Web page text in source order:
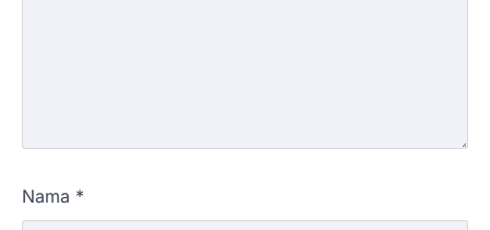
Nama *